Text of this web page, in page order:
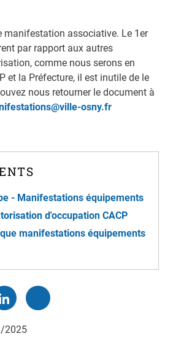
manifestation associative. Le 1er
par rapport aux autres
comme nous serons en
et la Préfecture, il est inutile de le
nous retourner le document à
osny.fr
- Manifestations équipements
d'occupation CACP
manifestations équipements
2025